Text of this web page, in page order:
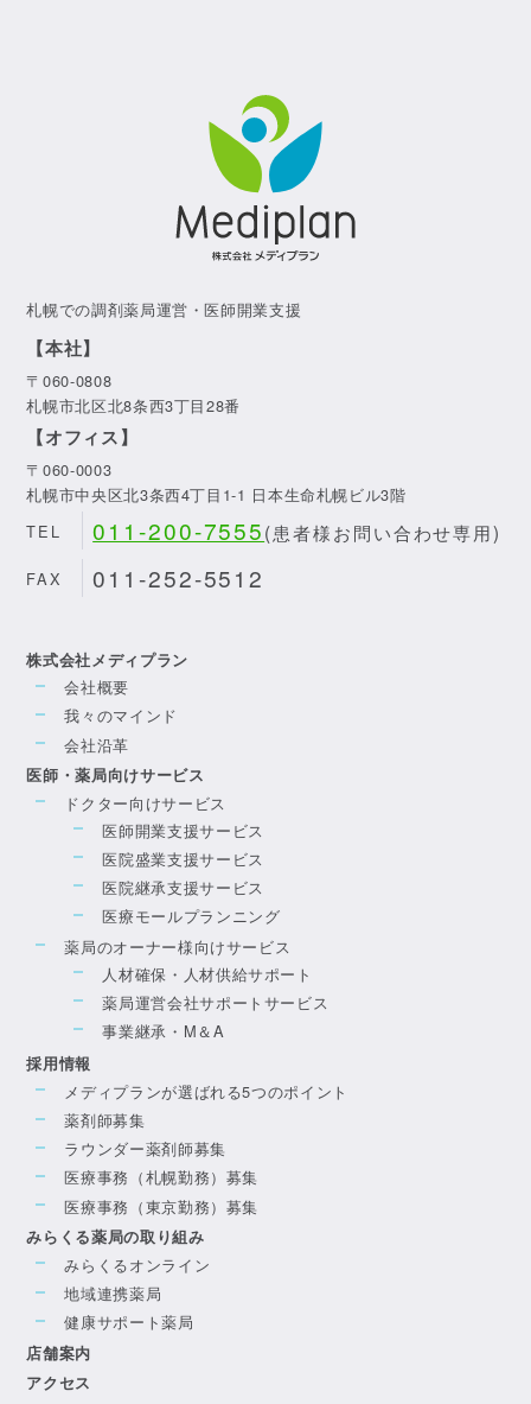
札幌での調剤薬局運営・医師開業支援
【本社】
〒060-0808
札幌市北区北8条西3丁目28番
【オフィス】
〒060-0003
札幌市中央区北3条西4丁目1-1 日本生命札幌ビル3階
TEL
011-200-7555(患者様お問い合わせ専用)
FAX 011-252-5512
株式会社メディプラン
会社概要
我々のマインド
会社沿革
医師・薬局向けサービス
ドクター向けサービス
医師開業支援サービス
医院盛業支援サービス
医院継承支援サービス
医療モールプランニング
薬局のオーナー様向けサービス
人材確保・人材供給サポート
薬局運営会社サポートサービス
事業継承・M＆A
採用情報
メディプランが選ばれる5つのポイント
薬剤師募集
ラウンダー薬剤師募集
医療事務（札幌勤務）募集
医療事務（東京勤務）募集
みらくる薬局の取り組み
みらくるオンライン
地域連携薬局
健康サポート薬局
店舗案内
アクセス